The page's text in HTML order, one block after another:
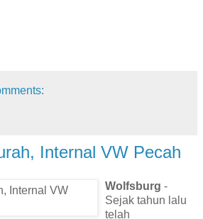
Internal VW Pecah
Wolfsburg -
Sejak tahun lalu
telah